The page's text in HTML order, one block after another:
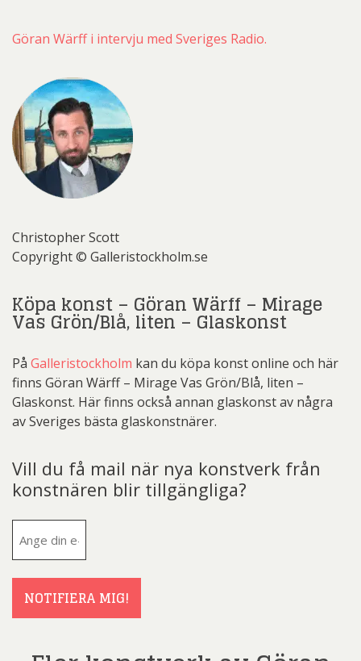
Göran Wärff i intervju med Sveriges Radio.
Christopher Scott
Copyright © Galleristockholm.se
Köpa konst – Göran Wärff – Mirage
Vas Grön/Blå, liten – Glaskonst
På Galleristockholm kan du köpa konst online och här
finns Göran Wärff – Mirage Vas Grön/Blå, liten –
Glaskonst. Här finns också annan glaskonst av några
av Sveriges bästa glaskonstnärer.
Vill du få mail när nya konstverk från
konstnären blir tillgängliga?
NOTIFIERA MIG!